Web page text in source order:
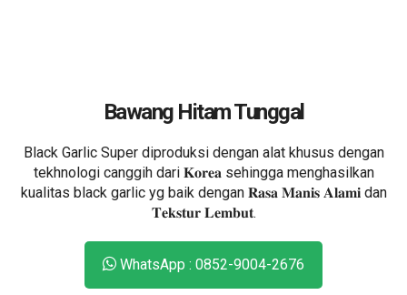
Bawang Hitam Tunggal
Black Garlic Super diproduksi dengan alat khusus dengan
tekhnologi canggih dari 𝐊𝐨𝐫𝐞𝐚 sehingga menghasilkan
kualitas black garlic yg baik dengan 𝐑𝐚𝐬𝐚 𝐌𝐚𝐧𝐢𝐬 𝐀𝐥𝐚𝐦𝐢 dan
𝐓𝐞𝐤𝐬𝐭𝐮𝐫 𝐋𝐞𝐦𝐛𝐮𝐭.
WhatsApp : 0852-9004-2676